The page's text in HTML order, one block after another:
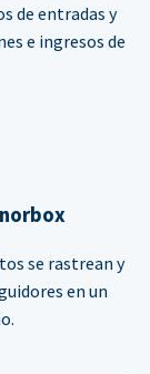
de entradas y
e ingresos de
se rastrean y
en un